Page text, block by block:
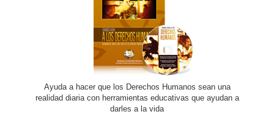
Ayuda a hacer que los Derechos Humanos sean una
realidad diaria con herramientas educativas que ayudan a
darles a la vida